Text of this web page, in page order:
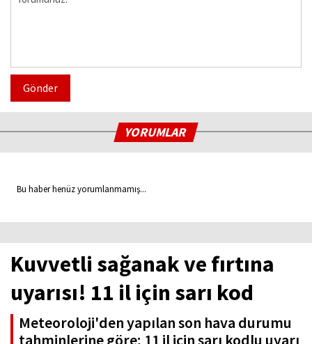
Gönder
YORUMLAR
Bu haber henüz yorumlanmamış...
Kuvvetli sağanak ve fırtına
uyarısı! 11 il için sarı kod
Meteoroloji'den yapılan son hava durumu
tahminlerine göre; 11 il için sarı kodlu uyarı